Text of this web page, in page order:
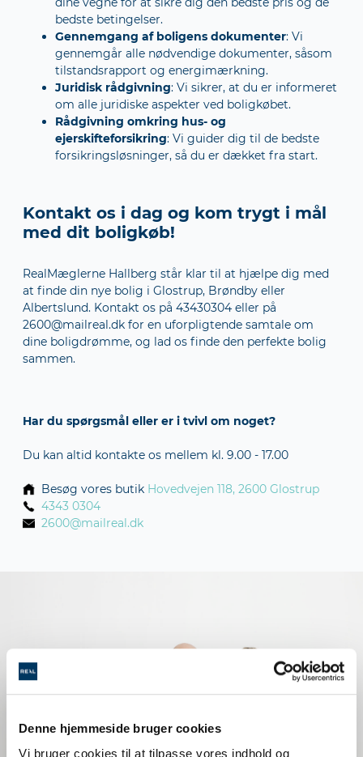
Denne hjemmeside bruger cookies
Vi bruger cookies til at tilpasse vores indhold og
bedste betingelser.
Gennemgang af boligens dokumenter: Vi
gennemgår alle nødvendige dokumenter, såsom
tilstandsrapport og energimærkning.
Juridisk rådgivning: Vi sikrer, at du er informeret
om alle juridiske aspekter ved boligkøbet.
Rådgivning omkring hus- og
ejerskifteforsikring: Vi guider dig til de bedste
forsikringsløsninger, så du er dækket fra start.
Kontakt os i dag og kom trygt i mål
med dit boligkøb!
RealMæglerne Hallberg står klar til at hjælpe dig med
at finde din nye bolig i Glostrup, Brøndby eller
Albertslund. Kontakt os på 43430304 eller på
2600@mailreal.dk for en uforpligtende samtale om
dine boligdrømme, og lad os finde den perfekte bolig
sammen.
Har du spørgsmål eller er i tvivl om noget?
Du kan altid kontakte os mellem kl. 9.00 - 17.00
Besøg vores butik Hovedvejen 118, 2600 Glostrup
4343 0304
2600@mailreal.dk